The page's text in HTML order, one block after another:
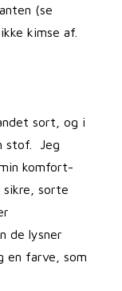
(se
kimse af.
sort, og i
stof. Jeg
komfort-
sorte
de lysner
en farve, som